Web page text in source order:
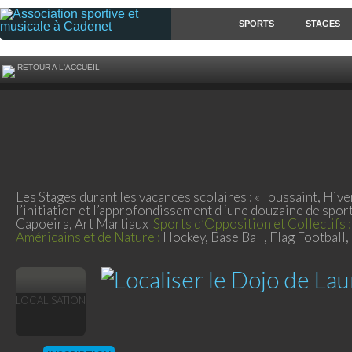
SPORTS STAGES
RETOUR A L'ACCUEIL
Les Stages durant les vacances scolaires : « Toussaint,
l’initiation et l’approfondissement d ‘une douzaine de
Capoeira, Art Martiaux Sports d’Opposition et Collectifs :
Américains et de Nature : Hockey, Base Ball, Flag
LOCALISATION